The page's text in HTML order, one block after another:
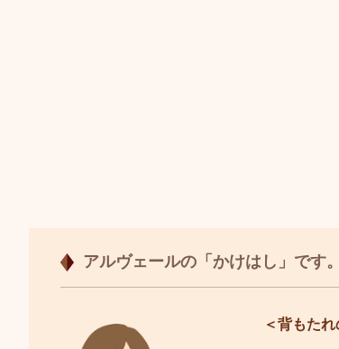
アルヴェールの「かけはし」です
＜背もた